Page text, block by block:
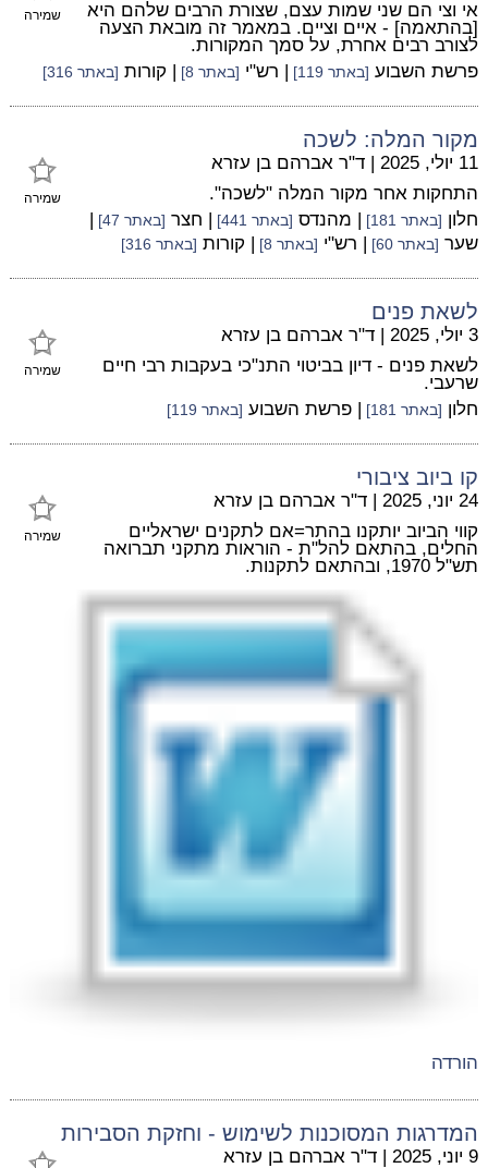
שמירה
אי וצי הם שני שמות עצם, שצורת הרבים שלהם היא
[בהתאמה] - איים וציים. במאמר זה מובאת הצעה
לצורב רבים אחרת, על סמך המקורות.
פרשת השבוע [באתר 119] | רש"י [באתר 8] | קורות [באתר 316]
מקור המלה: לשכה
שמירה
11 יולי, 2025 | ד"ר אברהם בן עזרא
התחקות אחר מקור המלה "לשכה".
חלון [באתר 181] | מהנדס [באתר 441] | חצר [באתר 47]
|
שער [באתר 60] | רש"י [באתר 8] | קורות [באתר 316]
לשאת פנים
שמירה
3 יולי, 2025 | ד"ר אברהם בן עזרא
לשאת פנים - דיון בביטוי התנ"כי בעקבות רבי חיים
שרעבי.
חלון [באתר 181] | פרשת השבוע [באתר 119]
קו ביוב ציבורי
שמירה
24 יוני, 2025 | ד"ר אברהם בן עזרא
קווי הביוב יותקנו בהתר=אם לתקנים ישראליים
החלים, בהתאם להל"ת - הוראות מתקני תברואה
תש"ל 1970, ובהתאם לתקנות.
הורדה
המדרגות המסוכנות לשימוש - וחזקת הסבירות
9 יוני, 2025 | ד"ר אברהם בן עזרא